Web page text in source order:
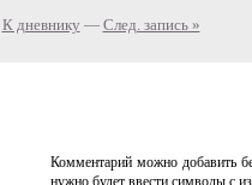
К дневнику — След. запись »
Комментарий можно добавить
нужно будет ввести символы с